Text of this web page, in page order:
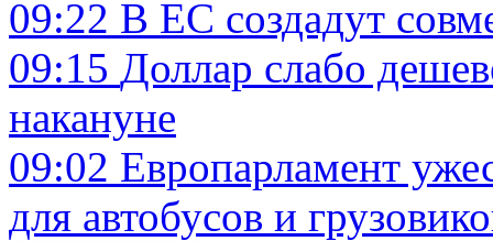
09:22 В ЕС создадут
09:15 Доллар слабо
накануне
09:02 Европарламент
для автобусов и